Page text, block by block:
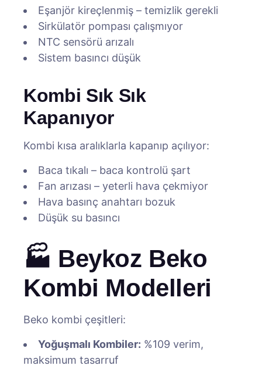
Eşanjör kireçlenmiş – temizlik gerekli
Sirkülatör pompası çalışmıyor
NTC sensörü arızalı
Sistem basıncı düşük
Kombi Sık Sık
Kapanıyor
Kombi kısa aralıklarla kapanıp açılıyor:
Baca tıkalı – baca kontrolü şart
Fan arızası – yeterli hava çekmiyor
Hava basınç anahtarı bozuk
Düşük su basıncı
🏭 Beykoz Beko
Kombi Modelleri
Beko kombi çeşitleri:
Yoğuşmalı Kombiler: %109 verim,
maksimum tasarruf